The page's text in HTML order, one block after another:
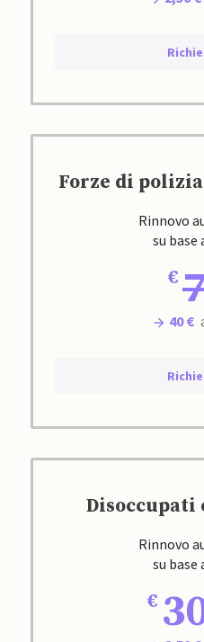
Forze di
Rinnovo
su base
40 €
Disoccupati
Rinnovo
su base